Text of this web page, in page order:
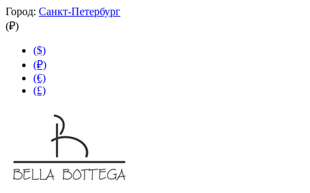
Город: Санкт-Петербург
(₽)
($)
(₽)
(€)
(£)